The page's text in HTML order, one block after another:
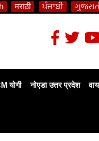
मराठी ਪੰਜਾਬੀ
योगी नोएडा उत्तर प्रदेश